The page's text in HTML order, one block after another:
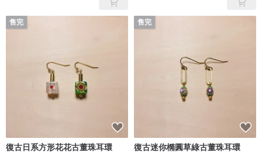
售完
復古日系方形花花古董珠耳環
售完
復古迷你橢圓草綠古董珠耳環